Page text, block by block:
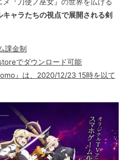
『刀使ノ巫女』の世界を広げる
ャラたちの視点で展開される剣
課金制
でダウンロード可能
』は、2020/12/23 15時を以て